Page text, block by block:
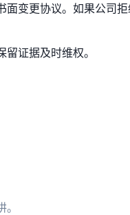
变更协议。如果公司
证据及时维权。